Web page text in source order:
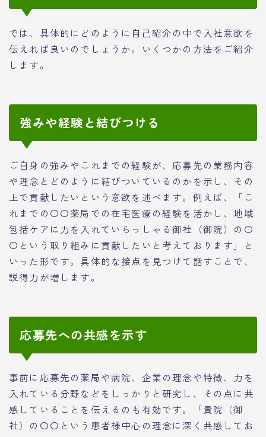
では、具体的にどのように自己紹介の中で入社意欲を
伝えれば良いのでしょうか。いくつかの方法をご紹介
します。
強みや経験と結びつける
ご自身の強みやこれまでの経験が、応募先の業務内容
や理念とどのように結びついているのかを示し、その
上で貢献したいという意欲を述べます。例えば、「こ
れまでの〇〇薬局での在宅医療の経験を活かし、地域
包括ケアに力を入れていらっしゃる御社（御院）の〇
〇という取り組みに貢献したいと考えております」と
いった形です。具体的な接点を見つけて話すことで、
説得力が増します。
応募先への共感を示す
事前に応募先の薬局や病院、企業の理念や特徴、力を
入れている分野などをしっかりと研究し、その点に共
感していることを伝えるのも有効です。「貴院（御
社）の〇〇という患者様中心の理念に深く共感してお